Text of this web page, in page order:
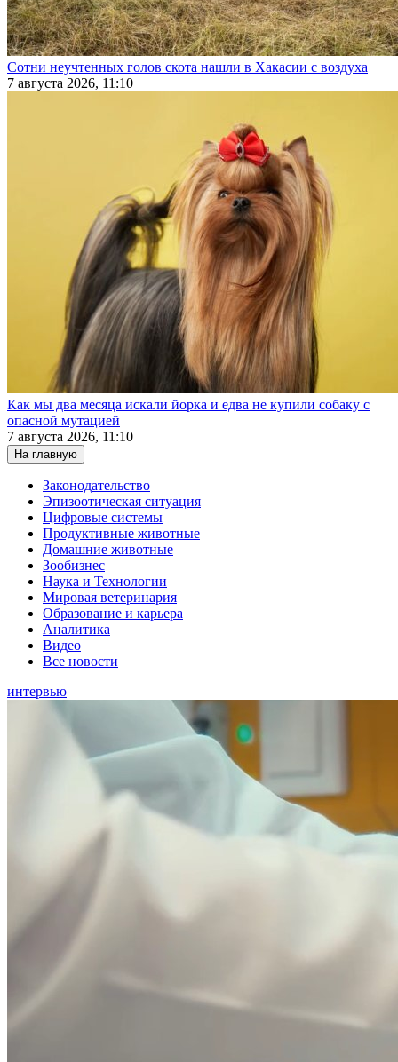
Сотни неучтенных голов скота нашли в Хакасии с воздуха
7 августа 2026, 11:10
Как мы два месяца искали йорка и едва не купили собаку с
опасной мутацией
7 августа 2026, 11:10
На главную
Законодательство
Эпизоотическая ситуация
Цифровые системы
Продуктивные животные
Домашние животные
Зообизнес
Наука и Технологии
Мировая ветеринария
Образование и карьера
Аналитика
Видео
Все новости
интервью